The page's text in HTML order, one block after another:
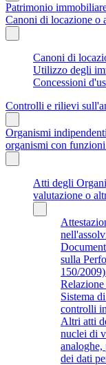
Patrimonio
Canoni di locazione o
Canoni di
Utilizzo degli
Concessioni
Controlli e rilievi
Organismi
organismi con
Atti degli
valutazione o
sulla
150/
Sistema
controlli
Altri atti
nuclei di
dei dati